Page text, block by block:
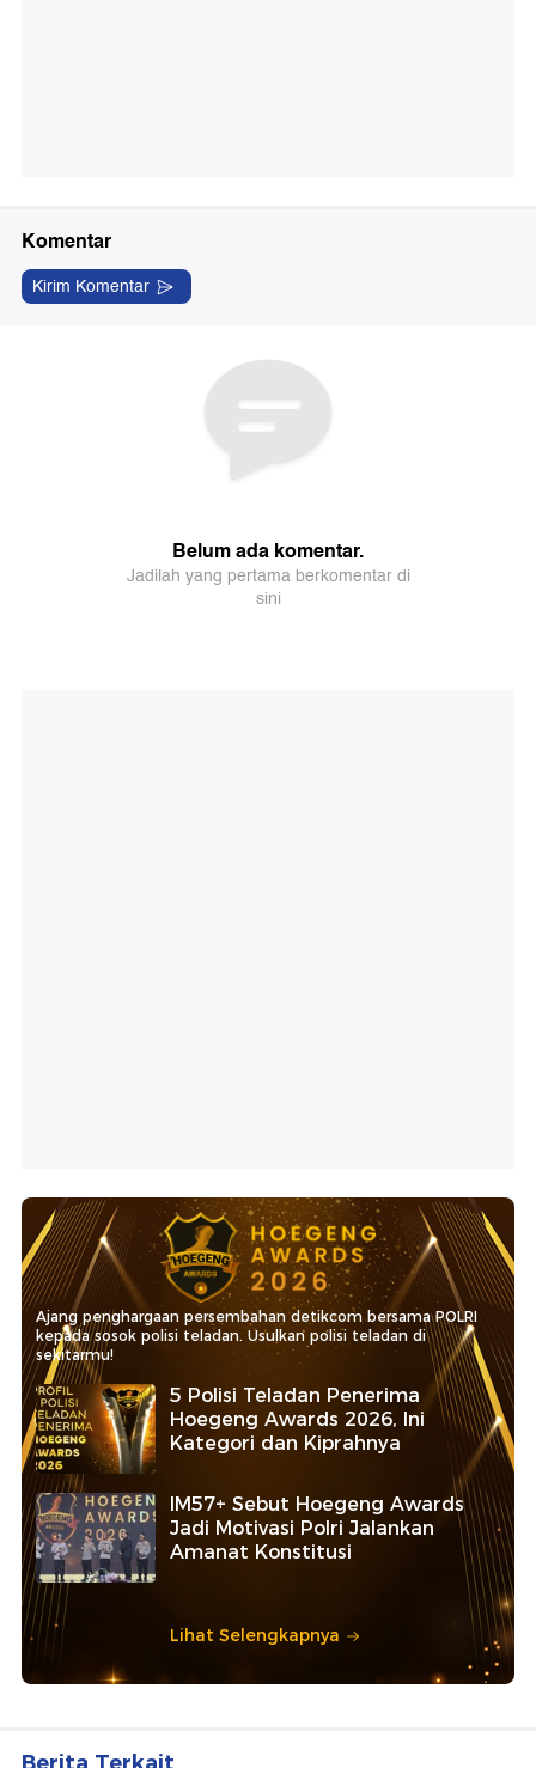
Ajang penghargaan persembahan detikcom bersama POLRI
kepada sosok polisi teladan. Usulkan polisi teladan di
sekitarmu!
5 Polisi Teladan Penerima
Hoegeng Awards 2026, Ini
Kategori dan Kiprahnya
IM57+ Sebut Hoegeng Awards
Jadi Motivasi Polri Jalankan
Amanat Konstitusi
Lihat Selengkapnya